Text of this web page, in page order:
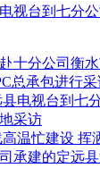
视台到七分
十分公司衡
总承包进行
电视台到七
采访
高温忙建设
承建的定远